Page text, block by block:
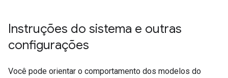
Instruções do sistema e outras
configurações
Você pode orientar o comportamento dos modelos do